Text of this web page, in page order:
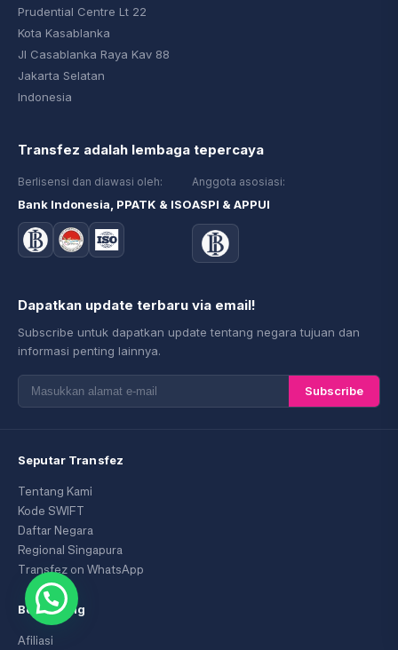
Prudential Centre Lt 22
Kota Kasablanka
Jl Casablanka Raya Kav 88
Jakarta Selatan
Indonesia
Transfez adalah lembaga tepercaya
Berlisensi dan diawasi oleh:
Bank Indonesia, PPATK & ISO
Anggota asosiasi:
ASPI & APPUI
Dapatkan update terbaru via email!
Subscribe untuk dapatkan update tentang negara tujuan dan
informasi penting lainnya.
Subscribe
Seputar Transfez
Tentang Kami
Kode SWIFT
Daftar Negara
Regional Singapura
Transfez on WhatsApp
Bergabung
Afiliasi